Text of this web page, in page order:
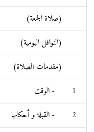
(صلاة الجمعة)
(النوافل اليومية)
(مقدمات الصلاة)
1 - الوقت
2 - القبلة و أحكامها